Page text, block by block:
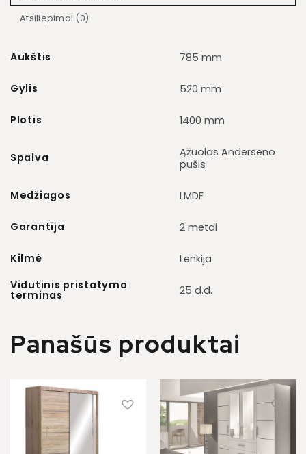
Atsiliepimai (0)
Aukštis 785 mm
Gylis 520 mm
Plotis 1400 mm
Spalva
Ąžuolas Anderseno
pušis
Medžiagos LMDF
Garantija 2 metai
Kilmė
Lenkija
Vidutinis pristatymo
terminas 25 d.d.
Panašūs produktai